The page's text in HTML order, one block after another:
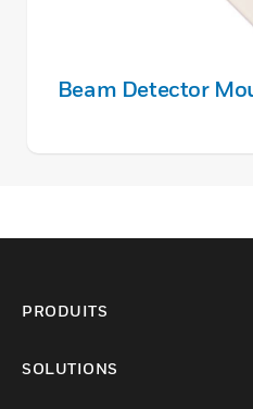
Beam Detector
PRODUITS
SOLUTIONS